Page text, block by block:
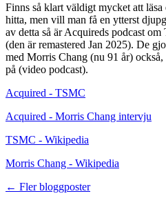
Finns så klart väldigt mycket att
hitta, men vill man få en ytterst
av detta så är Acquireds podcast
(den är remastered Jan 2025). De
med Morris Chang (nu 91 år)
på (video podcast).
Acquired - TSMC
Acquired - Morris Chang intervju
TSMC - Wikipedia
Morris Chang - Wikipedia
← Fler bloggposter